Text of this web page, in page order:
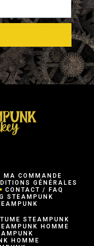
MA COMMANDE
GÉNÉRALES
CONTACT / FAQ
STEAMPUNK
STEAMPUNK
HOMME
HOMME